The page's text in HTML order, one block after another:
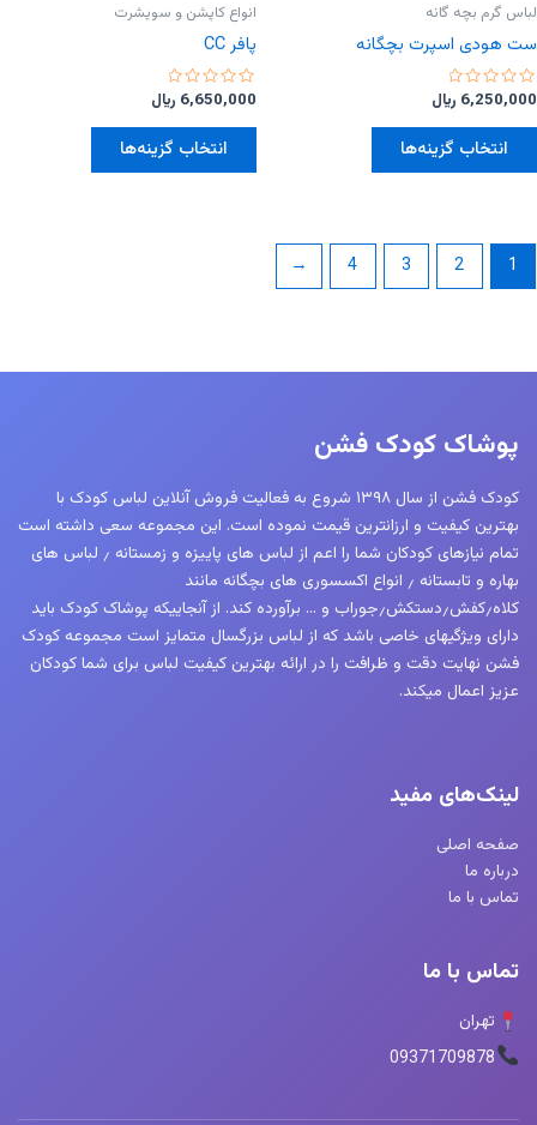
لباس گرم بچه گانه
ست هودی اسپرت بچگانه
امتیاز
0
از
6,250,000 ﷼
انتخاب گزینه‌ها
این
مختلفی
می
در
محصول
انتخاب
شوند
انواع کاپشن و سویشرت
پافر CC
امتیاز
0
از
6,650,000 ﷼
انتخاب گزینه‌ها
این
محصول
انتخاب
شوند
1
2
3
4
←
پوشاک کودک فشن
کودک فشن از سال ۱۳۹۸ شروع به فعالیت فروش آنلاین لباس کودک با
بهترین کیفیت و ارزانترین قیمت نموده است. این مجموعه سعی داشته است
تمام نیازهای کودکان شما را اعم از لباس های پاییزه و زمستانه ٫ لباس های
بهاره و تابستانه ٫ انواع اکسسوری های بچگانه مانند
کلاه٫کفش٫دستکش٫جوراب و … برآورده کند. از آنجاییکه پوشاک کودک باید
دارای ویژگیهای خاصی باشد که از لباس بزرگسال متمایز است مجموعه کودک
فشن نهایت دقت و ظرافت را در ارائه بهترین کیفیت لباس برای شما کودکان
عزیز اعمال میکند.
لینک‌های مفید
صفحه اصلی
درباره ما
تماس با ما
تماس با ما
تهران
09371709878